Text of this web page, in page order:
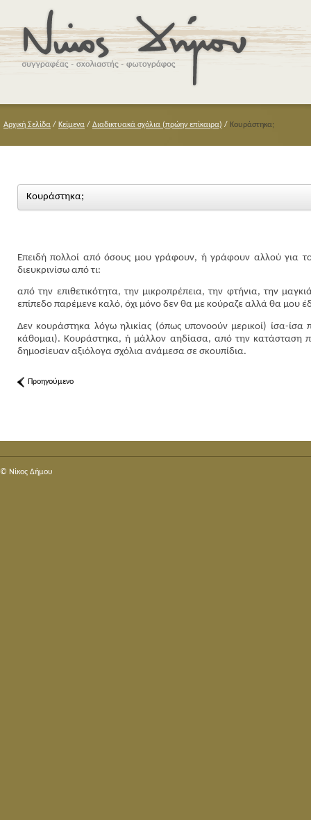
Αρχική Σελίδα / Κείμενα / Διαδικτυακά σχόλια (πρώην επίκαιρα) / Κουράστηκα;
Κουράστηκα;
Επειδή πολλοί από όσους μου γράφουν, ή γράφουν αλλού για
διευκρινίσω από τι:
από την επιθετικότητα, την μικροπρέπεια, την φτήνια, την
επίπεδο παρέμενε καλό, όχι μόνο δεν θα με κούραζε αλλά θα μου
Δεν κουράστηκα λόγω ηλικίας (όπως υπονοούν μερικοί) ίσα-
κάθομαι). Κουράστηκα, ή μάλλον αηδίασα, από την κατάσταση
δημοσίευαν αξιόλογα σχόλια ανάμεσα σε σκουπίδια.
Προηγούμενο
© Nίκος Δήμου